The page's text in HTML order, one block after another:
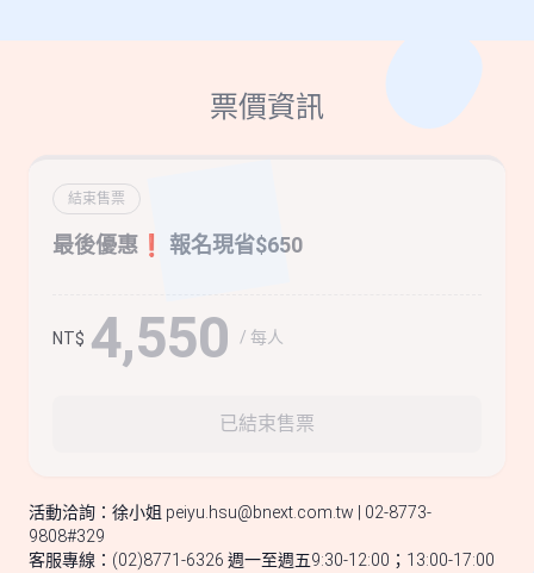
票價資訊
結束售票
最後優惠❗️ 報名現省$650
NT$ 4,550 / 每人
已結束售票
活動洽詢：徐小姐 peiyu.hsu@bnext.com.tw | 02-8773-
9808#329
客服專線：(02)8771-6326 週一至週五9:30-12:00；13:00-17:00